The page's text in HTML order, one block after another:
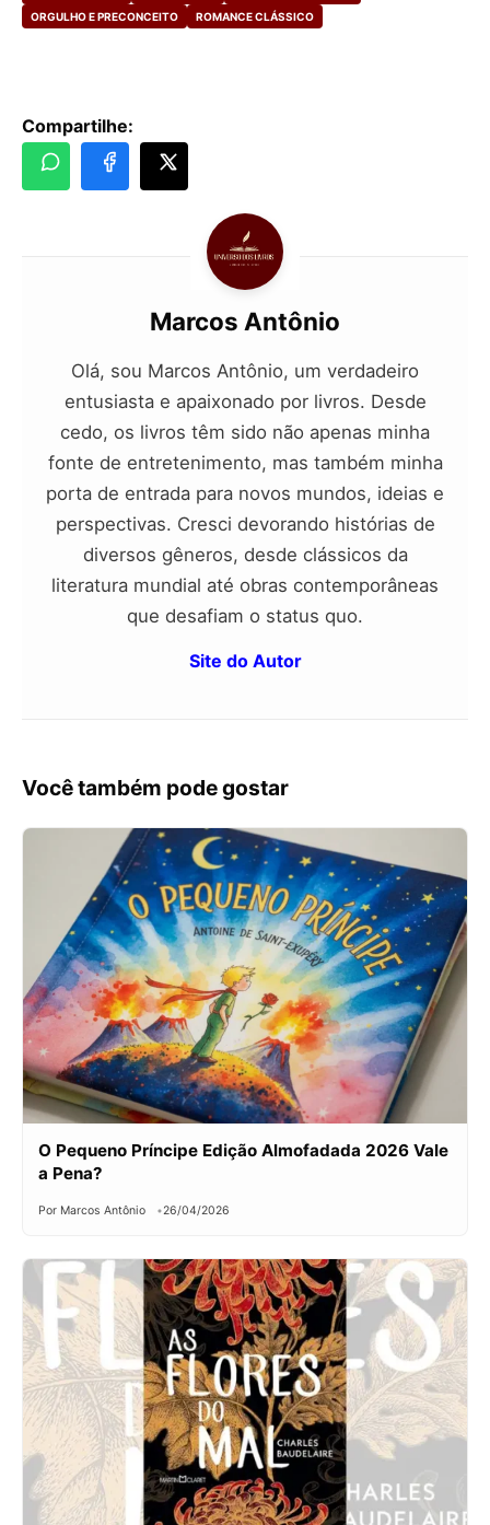
ORGULHO E PRECONCEITO
ROMANCE CLÁSSICO
Compartilhe:
Marcos Antônio
Olá, sou Marcos Antônio, um verdadeiro
entusiasta e apaixonado por livros. Desde
cedo, os livros têm sido não apenas minha
fonte de entretenimento, mas também minha
porta de entrada para novos mundos, ideias e
perspectivas. Cresci devorando histórias de
diversos gêneros, desde clássicos da
literatura mundial até obras contemporâneas
que desafiam o status quo.
Site do Autor
Você também pode gostar
O Pequeno Príncipe Edição Almofadada 2026 Vale
a Pena?
Por Marcos Antônio 26/04/2026